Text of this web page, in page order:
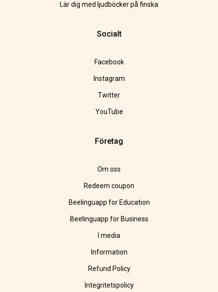
Lär dig med ljudböcker på finska
Socialt
Facebook
Instagram
Twitter
YouTube
Företag
Om oss
Redeem coupon
Beelinguapp for Education
Beelinguapp for Business
I media
Information
Refund Policy
Integritetspolicy